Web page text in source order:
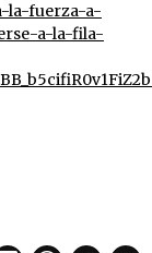
la-fuerza-a-
a-la-fila-